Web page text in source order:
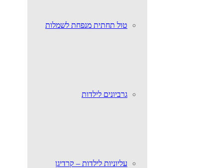
טול תחתית מנפחת לשמלות
גרביונים לילדות
עליוניות לילדות – קרדיגן